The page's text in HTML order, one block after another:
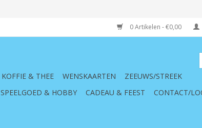
0 Artikelen - €0,00
KOFFIE & THEE WENSKAARTEN
ZEEUWS/STREEK
SPEELGOED & HOBBY CADEAU & FEEST CONTACT/